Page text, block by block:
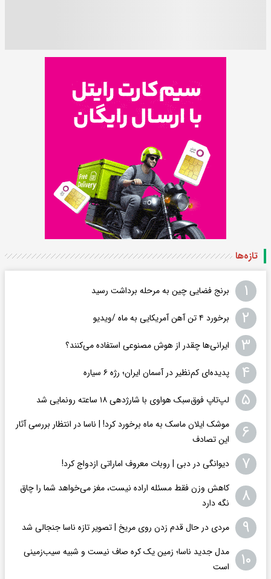
تازه‌ها
۱ برنج فضایی چین به مرحله برداشت رسید
۲ برخورد ۴ تن آهن آمریکایی به ماه /ویدیو
۳ ایرانی‌ها چقدر از هوش مصنوعی استفاده می‌کنند؟
۴ پدیده‌ای کم‌نظیر در آسمان ایران؛ رژه ۶ سیاره
۵ لپ‌تاپ فوق‌سبک هواوی با شارژدهی ۱۸ ساعته رونمایی شد
۶
موشک ایلان ماسک به ماه برخورد کرد! | ناسا در انتظار بررسی آثار
این تصادف
۷ دیوانگی در دبی | روبات معروف اماراتی ازدواج کرد!
۸
کاهش وزن فقط مسئله اراده نیست، مغز می‌خواهد شما را چاق
نگه دارد
۹ مردی در حال قدم زدن روی مریخ | تصویر تازه ناسا جنجالی شد
۱۰
مدل جدید ناسا؛ زمین یک کره‌ صاف نیست و شبیه سیب‌زمینی
است